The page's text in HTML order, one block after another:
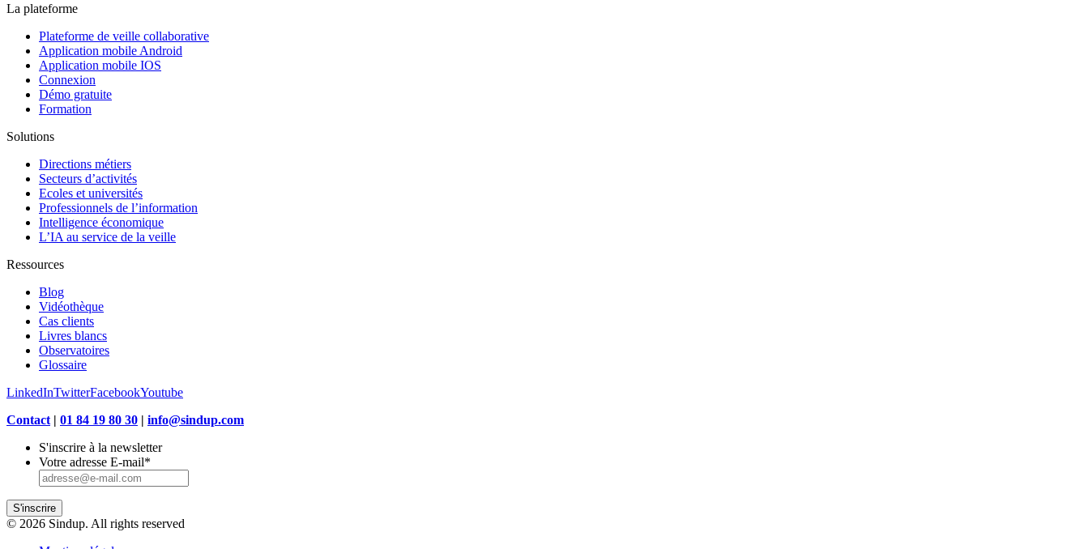
La plateforme
Plateforme de veille collaborative
Application mobile Android
Application mobile IOS
Connexion
Démo gratuite
Formation
Solutions
Directions métiers
Secteurs d’activités
Ecoles et universités
Professionnels de l’information
Intelligence économique
L’IA au service de la veille
Ressources
Blog
Vidéothèque
Cas clients
Livres blancs
Observatoires
Glossaire
LinkedInTwitterFacebookYoutube
Contact | 01 84 19 80 30 | info@sindup.com
S'inscrire à la newsletter
Votre adresse E-mail*
S'inscrire
© 2026 Sindup. All rights reserved